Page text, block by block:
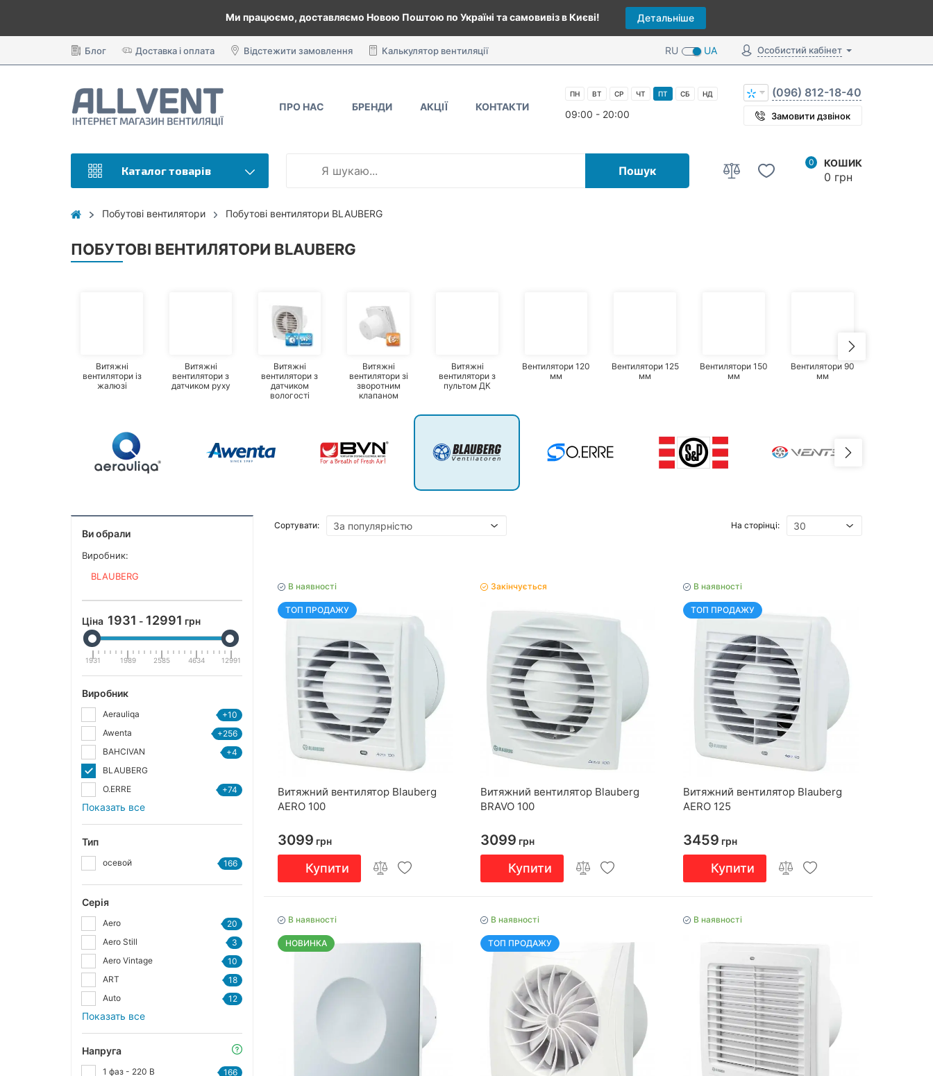
Ми працюємо, доставляємо Новою Поштою по Україні та самовивіз в Києві! Детальніше
Блог Доставка і оплата Відстежити замовлення Калькулятор вентиляції Особистий кабінет
RU UA
ПРО НАС БРЕНДИ АКЦІЇ КОНТАКТИ
ПН ВТ СР ЧТ ПТ СБ НД
09:00 - 20:00
(096) 812-18-40
Замовити дзвінок
Каталог товарів Пошук
0 КОШИК
0 грн
Побутові вентилятори Побутові вентилятори BLAUBERG
ПОБУТОВІ ВЕНТИЛЯТОРИ BLAUBERG
Витяжні
вентилятори із
жалюзі
Витяжні
вентилятори з
датчиком руху
Витяжні
вентилятори з
датчиком
вологості
Витяжні
вентилятори зі
зворотним
клапаном
Витяжні
вентилятори з
пультом ДК
Вентилятори 120
мм
Вентилятори 125
мм
Вентилятори 150
мм
Вентилятори 90
мм
Ви обрали
Виробник:
BLAUBERG
Ціна 1931 - 12991 грн
1931 1989 2585 4634 12991
Виробник
Aerauliqa
+10
Awenta
+256
BAHCIVAN
+4
BLAUBERG
O.ERRE
+74
Показать все
Тип
осевой 166
Серія
Aero
20
Aero Still
3
Aero Vintage
10
ART
18
Auto
12
Показать все
Напруга
1 фаз - 220 В 166
Сортувати: На сторінці:
В наявності
ТОП ПРОДАЖУ
Витяжний вентилятор Blauberg
AERO 100
3099 грн
Купити
Закінчується
Витяжний вентилятор Blauberg
BRAVO 100
3099 грн
Купити
В наявності
ТОП ПРОДАЖУ
Витяжний вентилятор Blauberg
AERO 125
3459 грн
Купити
В наявності
НОВИНКА
В наявності
ТОП ПРОДАЖУ
В наявності